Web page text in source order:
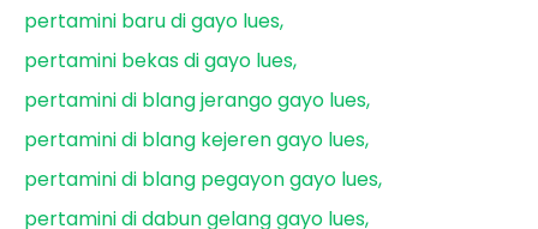
pertamini baru di gayo lues
pertamini bekas di gayo lues
pertamini di blang jerango gayo lues
pertamini di blang kejeren gayo lues
pertamini di blang pegayon gayo lues
pertamini di dabun gelang gayo lues